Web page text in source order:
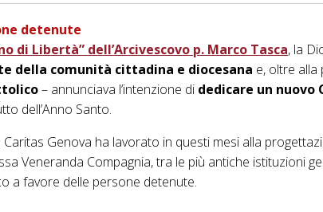
detenute
di Libertà” dell’Arcivescovo p. Marco Tasca, la
della comunità cittadina e diocesana e, oltre alla
– annunciava l’intenzione di dedicare un nuovo
dell’Anno Santo.
Caritas Genova ha lavorato in questi mesi alla
Veneranda Compagnia, tra le più antiche istituzioni
a favore delle persone detenute.